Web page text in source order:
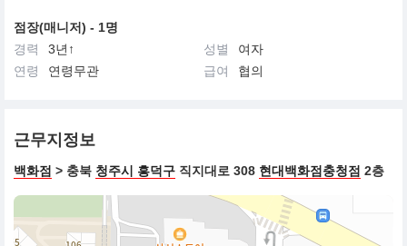
점장(매니저) - 1명
경력
3년↑ 성별
여자
연령
연령무관 급여 협의
근무지정보
백화점 > 충북 청주시 흥덕구 직지대로 308 현대백화점충청점 2층